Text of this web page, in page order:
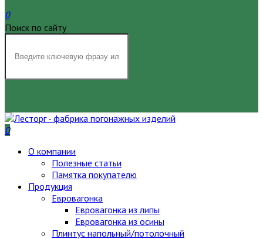
0
Поиск по сайту
0
О компании
Полезные статьи
Памятка покупателю
Продукция
Евровагонка
Евровагонка из липы
Евровагонка из осины
Плинтус напольный/потолочный